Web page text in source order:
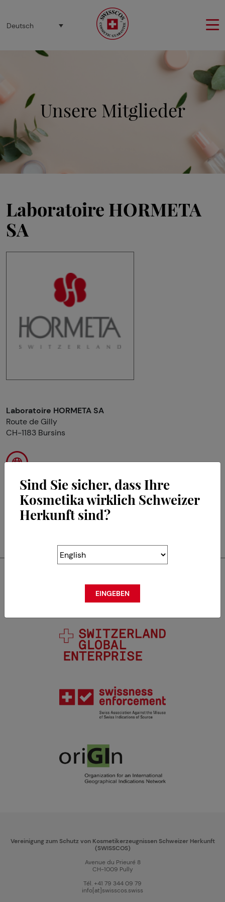
Deutsch
Unsere Mitglieder
Laboratoire HORMETA
SA
Laboratoire HORMETA SA
Route de Gilly
CH-1183 Bursins
Swisscos ist Mitglied von
Vereinigung zum Schutz von Kosmetikerzeugnissen Schweizer Herkunft
(SWISSCOS)
Avenue du Prieuré 8
CH-1009 Pully
Tél. +41 79 344 09 79
info[at]swisscos.swiss
Sind Sie sicher, dass Ihre
Kosmetika wirklich Schweizer
Herkunft sind?
EINGEBEN